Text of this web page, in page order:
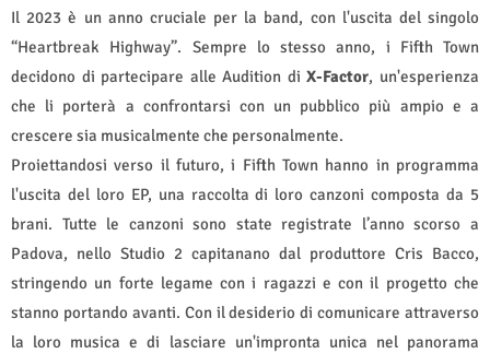
Il 2023 è un anno cruciale per la band, con l'uscita del singolo
“Heartbreak Highway”. Sempre lo stesso anno, i Fifth Town
decidono di partecipare alle Audition diX-Factor, un'esperienza
che li porterà a confrontarsi con un pubblico più ampio e a
crescere sia musicalmente che personalmente.
Proiettandosi verso il futuro, i Fifth Town hanno in programma
l'uscita del loro EP, una raccolta di loro canzoni composta da 5
brani. Tutte le canzoni sono state registrate l’anno scorso a
Padova, nello Studio 2 capitanano dal produttore Cris Bacco,
stringendo un forte legame con i ragazzi e con il progetto che
stanno portando avanti. Con il desiderio di comunicare attraverso
la loro musica e di lasciare un'impronta unica nel panorama